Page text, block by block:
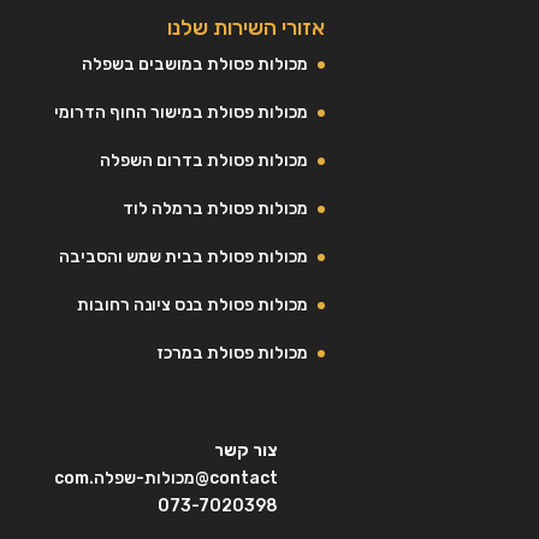
אזורי השירות שלנו
מכולות פסולת במושבים בשפלה
מכולות פסולת במישור החוף הדרומי
מכולות פסולת בדרום השפלה
מכולות פסולת ברמלה לוד
מכולות פסולת בבית שמש והסביבה
מכולות פסולת בנס ציונה רחובות
מכולות פסולת במרכז
צור קשר
contact@מכולות-שפלה.com
073-7020398